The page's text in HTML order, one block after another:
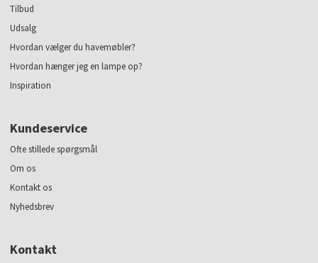
Tilbud
Udsalg
Hvordan vælger du havemøbler?
Hvordan hænger jeg en lampe op?
Inspiration
Kundeservice
Ofte stillede spørgsmål
Om os
Kontakt os
Nyhedsbrev
Kontakt